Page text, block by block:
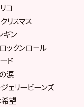
コ
リスマス
ギン
ックンロール
ド
涙
ェリービーンズ
希望